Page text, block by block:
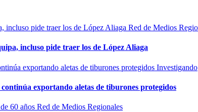
Red de Medios
incluso pide traer los de López Aliaga
Investigando
exportando aletas de tiburones protegidos
Red de Medios Regionales